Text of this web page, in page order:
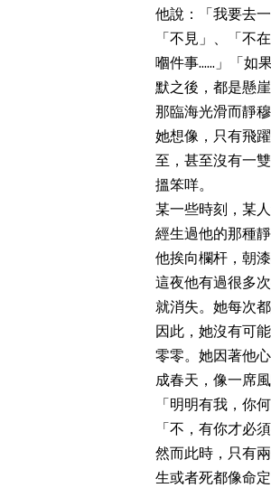
他說：「我要去
「不見」、「不
嗰件事......」「如
默之後，都是懸
那臨海光滑而靜
她想像，只有飛
至，甚至沒有一
搵笨咩。
某一些時刻，某
經生過他的那種
他挨向欄杆，朝
這夜他有過很多
就消失。她每次
因此，她沒有可
零零。她因著他
成春天，像一席
「明明有我，你
「不，有你才必
然而此時，只有
生或者死都像命